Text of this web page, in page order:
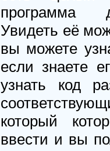
программа
Увидеть её
вы можете
если знаете
узнать код
который
ввести и вы